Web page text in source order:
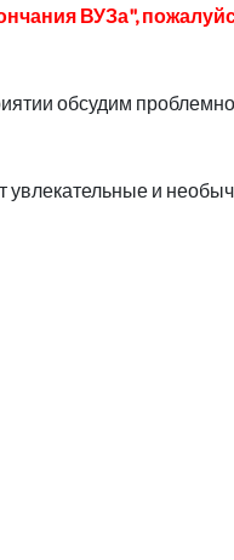
ВУЗа",
обсудим
увлекательные и